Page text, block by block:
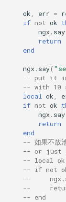
dynamic-limit-req
echo
encrypted-
error-log-write
f4fhds
fancyindex
ok err =
if not ok
ngx. say
return
end
ngx. say(
-- put it
-- with 10
local
ok
if not ok
ngx. say
return
end
-- 如果不放
-- or just
-- local
-- if not
--
--
-- end